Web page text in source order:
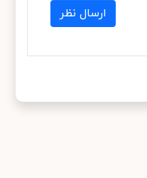
ارسال نظر